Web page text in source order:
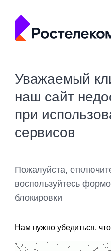
Уважаемый
наш сайт
при
сервисов
Пожалуйста,
воспользуйтесь
блокировки
Нам нужно убедиться,